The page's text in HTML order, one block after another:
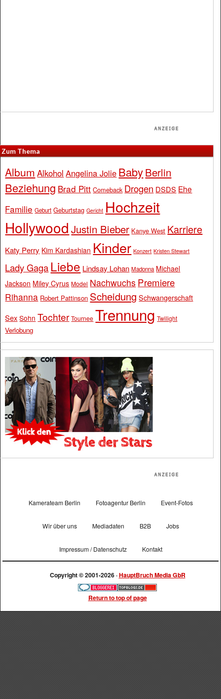
Zum Thema
Album Alkohol Angelina Jolie BabyBerlin
Beziehung Brad Pitt Comeback Drogen DSDS Ehe
Familie Geburt Geburtstag Gericht Hochzeit
Hollywood Justin Bieber Kanye West Karriere
Katy Perry Kim Kardashian Kinder Konzert Kristen Stewart
Lady Gaga Liebe Lindsay Lohan Madonna Michael
Jackson Miley Cyrus Model Nachwuchs Premiere
Rihanna Robert Pattinson Scheidung Schwangerschaft
Sex Sohn Tochter Tournee Trennung Twilight
Verlobung
Kamerateam Berlin Fotoagentur Berlin Event-Fotos
Wir über uns Mediadaten B2B Jobs
Impressum / Datenschutz Kontakt
Copyright © 2001-2026 ·HauptBruch Media GbR
Return to top of page